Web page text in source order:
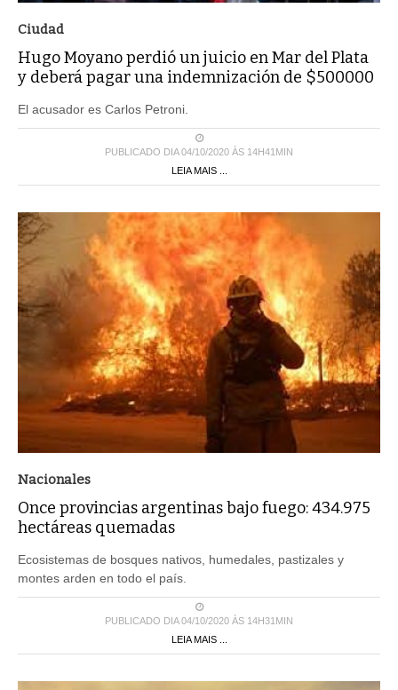
Ciudad
Hugo Moyano perdió un juicio en Mar del Plata
y deberá pagar una indemnización de $500000
El acusador es Carlos Petroni.
PUBLICADO DIA 04/10/2020 ÀS 14H41MIN
LEIA MAIS ...
Nacionales
Once provincias argentinas bajo fuego: 434.975
hectáreas quemadas
Ecosistemas de bosques nativos, humedales, pastizales y
montes arden en todo el país.
PUBLICADO DIA 04/10/2020 ÀS 14H31MIN
LEIA MAIS ...